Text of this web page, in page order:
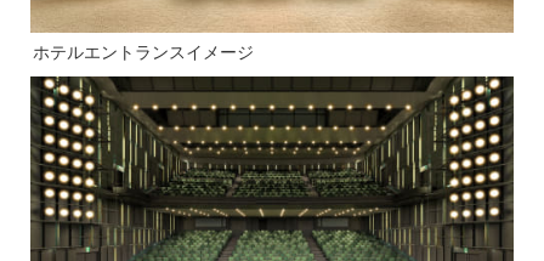
ホテルエントランスイメージ